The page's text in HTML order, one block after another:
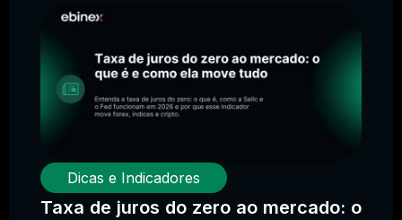
Dicas e Indicadores
Taxa de juros do zero ao mercado: o